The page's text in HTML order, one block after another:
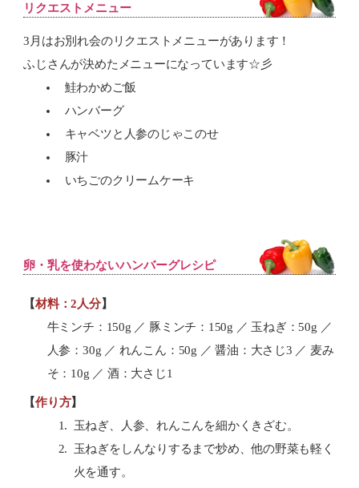
リクエストメニュー
3月はお別れ会のリクエストメニューがあります！
ふじさんが決めたメニューになっています☆彡
鮭わかめご飯
ハンバーグ
キャベツと人参のじゃこのせ
豚汁
いちごのクリームケーキ
卵・乳を使わないハンバーグレシピ
【材料：2人分】
牛ミンチ：150g ／ 豚ミンチ：150g ／ 玉ねぎ：50g ／
人参：30g ／ れんこん：50g ／ 醤油：大さじ3 ／ 麦み
そ：10g ／ 酒：大さじ1
【作り方】
玉ねぎ、人参、れんこんを細かくきざむ。
玉ねぎをしんなりするまで炒め、他の野菜も軽く
火を通す。